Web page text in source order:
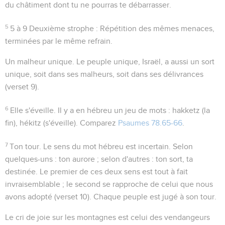
du châtiment dont tu ne pourras te débarrasser.
5 5 à 9 Deuxième strophe : Répétition des mêmes menaces,
terminées par le même refrain.
Un malheur unique . Le peuple unique, Israël, a aussi un sort
unique, soit dans ses malheurs, soit dans ses délivrances
(verset 9).
6 Elle s'éveille . Il y a en hébreu un jeu de mots : hakketz (la
fin), hékitz (s'éveille). Comparez Psaumes 78.65-66
7 Ton tour . Le sens du mot hébreu est incertain. Selon
quelques-uns : ton aurore ; selon d'autres : ton sort , ta
destinée. Le premier de ces deux sens est tout à fait
invraisemblable ; le second se rapproche de celui que nous
avons adopté (verset 10). Chaque peuple est jugé à son tour
Le cri de joie sur les montagnes est celui des vendangeurs